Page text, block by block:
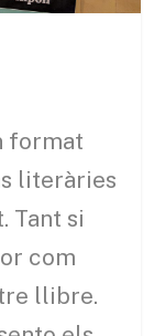
format
literàries
Tant si
com
llibre.